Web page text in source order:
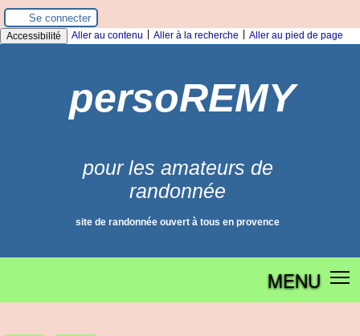
Panneau de gestion des cookies
Se connecter
Accessibilité Aller au contenu Aller à la recherche Aller au pied de page
persoREMY
pour les amateurs de
randonnée
site de randonnée ouvert à tous en provence
MENU